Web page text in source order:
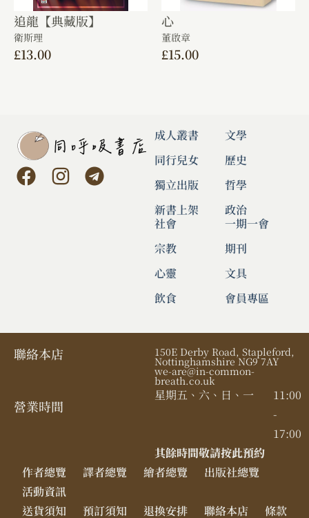
追龍【典藏版】
衛斯理
£13.00
心
董啟章
£15.00
成人叢書
同行兒女
獨立出版
新書上架
文學
歷史
哲學
政治
社會
宗教
心靈
飲食
一期一會
期刊
文具
會員專區
聯絡本店 150E Derby Road, Stapleford,
Nottinghamshire NG9 7AY
we-are@in-common-
breath.co.uk
營業時間​
星期五、六、日、一
11:00
-
17:00
其餘時間敬請按此預約
作者總覽
譯者總覽 繪者總覽
出版社總覽
活動資訊
送貨須知
預訂須知 退換安排 聯絡本店 條款